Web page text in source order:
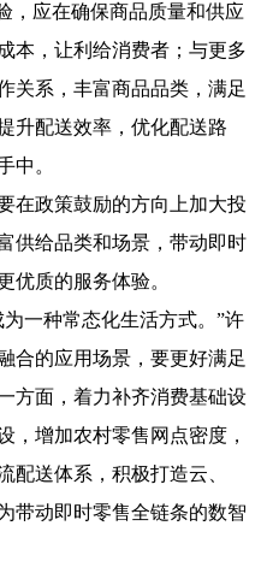
，应在确保商品质量和供应
本，让利给消费者；与更多
关系，丰富商品品类，满足
升配送效率，优化配送路
中。
在政策鼓励的方向上加大投
供给品类和场景，带动即时
优质的服务体验。
一种常态化生活方式。”许
合的应用场景，要更好满足
方面，着力补齐消费基础设
，增加农村零售网点密度，
配送体系，积极打造云、
带动即时零售全链条的数智